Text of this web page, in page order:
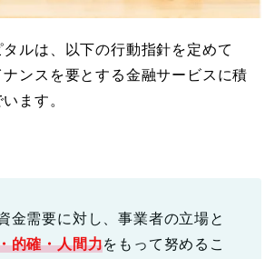
ルは、以下の行動指針を定めて
ンスを要とする金融サービスに積
ます。
金需要に対し、事業者の立場と
的確・人間力をもって努めるこ